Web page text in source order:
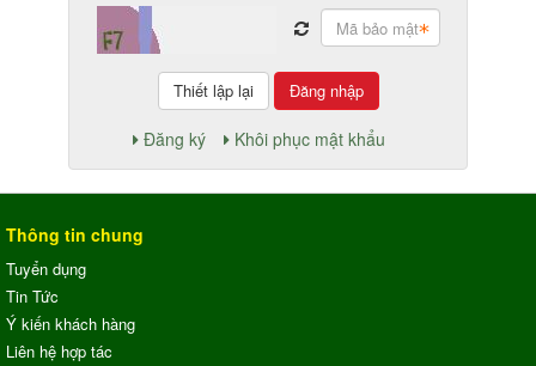
Đăng nhập
Đăng ký Khôi phục mật khẩu
Thông tin chung
Tuyển dụng
Tin Tức
Ý kiến khách hàng
Liên hệ hợp tác